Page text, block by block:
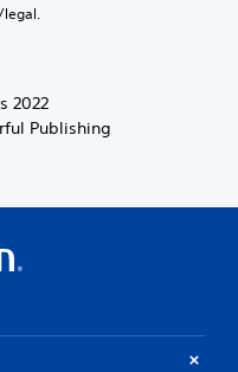
legal.
2022
Publishing